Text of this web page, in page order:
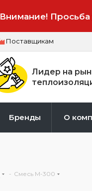
Внимание!
Поставщикам
Лидер на
Бренды О
- Смесь М-300